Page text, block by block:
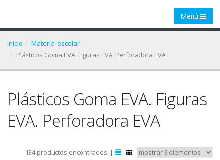
Menú
Inicio
Material escolar
Plásticos Goma EVA. Figuras EVA. Perforadora EVA
Plásticos Goma EVA. Figuras
EVA. Perforadora EVA
134 productos encontrados. |